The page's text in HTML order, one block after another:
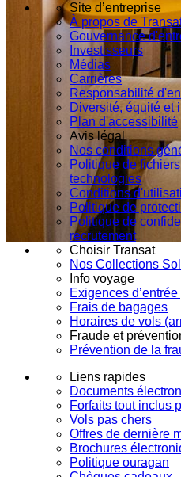
Site d’entreprise
À propos de
Gouvernance
Investisseurs
Médias
Carrières
Responsabilité
Diversité, équité et
Plan d'accessibilité
Avis légal
Nos conditions
Politique de
technologies
Conditions
Politique de
Politique de
recrutement
Choisir Transat
Nos Collections
Info voyage
Exigences
Frais de bagages
Horaires de vols
Fraude et
Prévention de la
Liens rapides
Documents
Forfaits tout inclus
Vols pas chers
Offres de dernière
Brochures
Politique ouragan